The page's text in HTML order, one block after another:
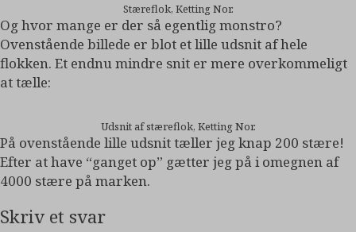
Stæreflok, Ketting Nor.
Og hvor mange er der så egentlig monstro?
Ovenstående billede er blot et lille udsnit af hele
flokken. Et endnu mindre snit er mere overkommeligt
at tælle:
Udsnit af stæreflok, Ketting Nor.
På ovenstående lille udsnit tæller jeg knap 200 stære!
Efter at have “ganget op” gætter jeg på i omegnen af
4000 stære på marken.
Skriv et svar